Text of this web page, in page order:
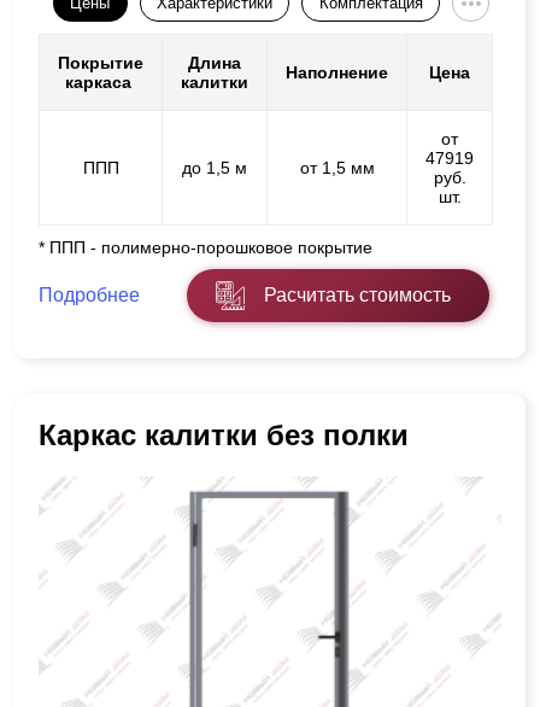
Покрытие
каркаса
Длина
калитки
Наполнение Цена
ППП до 1,5 м от 1,5 мм
от
47919
руб.
шт.
* ППП - полимерно-порошковое покрытие
Подробнее Расчитать стоимость
Каркас калитки без полки